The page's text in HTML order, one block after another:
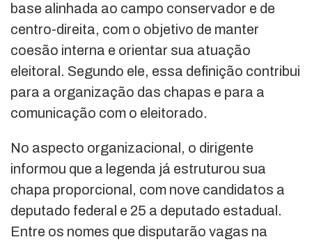
base alinhada ao campo conservador e de
centro-direita, com o objetivo de manter
coesão interna e orientar sua atuação
eleitoral. Segundo ele, essa definição contribui
para a organização das chapas e para a
comunicação com o eleitorado.
No aspecto organizacional, o dirigente
informou que a legenda já estruturou sua
chapa proporcional, com nove candidatos a
deputado federal e 25 a deputado estadual.
Entre os nomes que disputarão vagas na